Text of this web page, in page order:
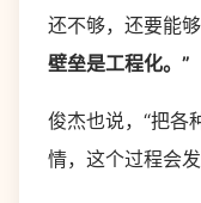
还不够，还要能
壁垒是工程化。”
俊杰也说，“把各
情，这个过程会